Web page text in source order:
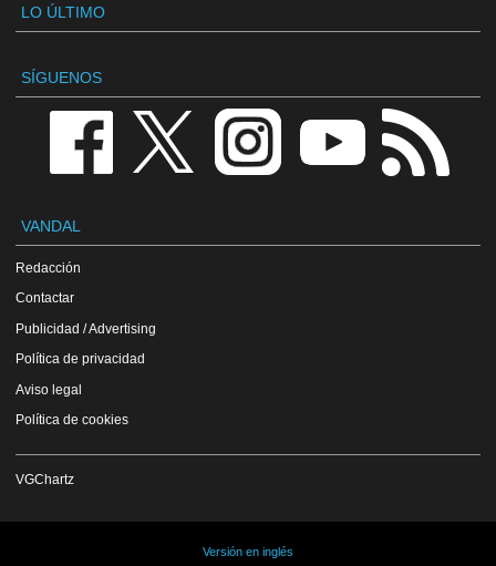
LO ÚLTIMO
SÍGUENOS
VANDAL
Redacción
Contactar
Publicidad / Advertising
Política de privacidad
Aviso legal
Política de cookies
VGChartz
Versión en inglés